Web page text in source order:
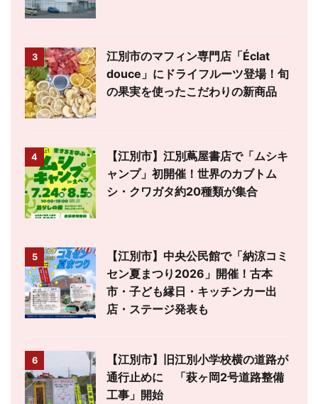
3
江別市のマフィン専門店「Éclat
douce」にドライフルーツ登場！旬
の果実を使ったこだわりの新商品
4
【江別市】江別蔦屋書店で「ムシキ
ャンプ」初開催！世界のカブトム
シ・クワガタ約20種類が集合
5
【江別市】中央公民館で「納涼コミ
セン夏まつり2026」開催！古本
市・子ども縁日・キッチンカー出
店・ステージ発表も
6
【江別市】旧江別小学校横の道路が
通行止めに 「萩ヶ岡2号道路整備
工事」開始